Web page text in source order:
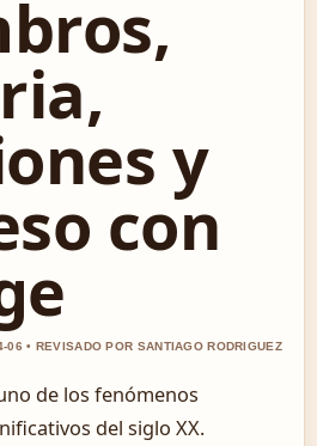
y
con
06 • REVISADO POR SANTIAGO RODRIGUEZ
de los fenómenos
del siglo XX.